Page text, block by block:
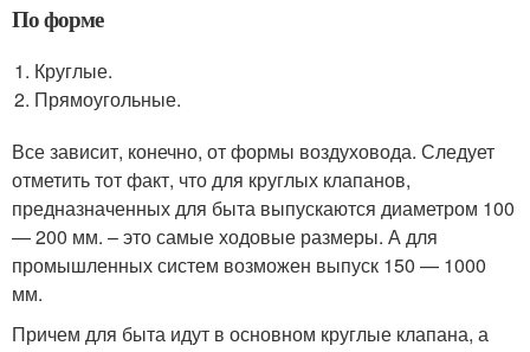
По форме
Круглые.
Прямоугольные.
Все зависит, конечно, от формы воздуховода. Следует
отметить тот факт, что для круглых клапанов,
предназначенных для быта выпускаются диаметром 100
— 200 мм. – это самые ходовые размеры. А для
промышленных систем возможен выпуск 150 — 1000
мм.
Причем для быта идут в основном круглые клапана, а